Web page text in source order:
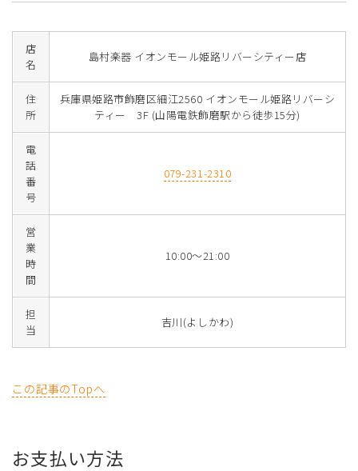
店
名
島村楽器 イオンモール姫路リバーシティー店
住
所
兵庫県姫路市飾磨区細江2560 イオンモール姫路リバーシ
ティー 3F (山陽電鉄飾磨駅から徒歩15分)
電
話
番
号
079-231-2310
営
業
時
間
10:00〜21:00
担
当
吉川(よしかわ)
この記事のTopへ
お支払い方法